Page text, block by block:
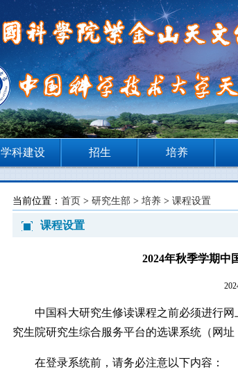
学科建设 招生 培养
当前位置： 首页 > 研究生部 > 培养 > 课程设置
课程设置
2024年秋季学期中
中国科大研究生修读课程之前必须进行
究生院研究生综合服务平台的选课系统（网址
在登录系统前，请务必注意以下内容：